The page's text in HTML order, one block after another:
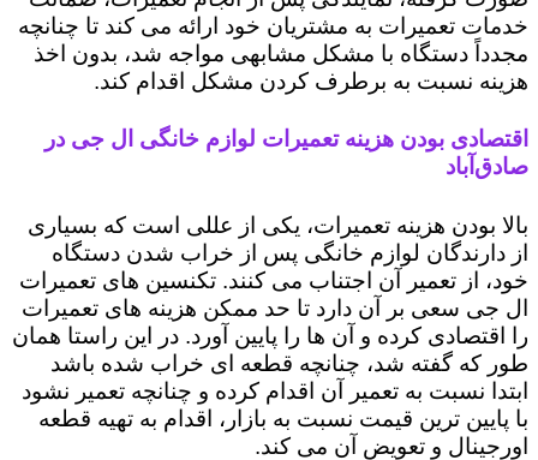
خدمات تعمیرات به مشتریان خود ارائه می کند تا چنانچه
مجدداً دستگاه با مشکل مشابهی مواجه شد، بدون اخذ
هزینه نسبت به برطرف کردن مشکل اقدام کند.
اقتصادی بودن هزینه تعمیرات لوازم خانگی ال جی در
صادق‌آباد
بالا بودن هزینه تعمیرات، یکی از عللی است که بسیاری
از دارندگان لوازم خانگی پس از خراب شدن دستگاه
خود، از تعمیر آن اجتناب می کنند. تکنسین های تعمیرات
ال جی سعی بر آن دارد تا حد ممکن هزینه های تعمیرات
را اقتصادی کرده و آن ها را پایین آورد. در این راستا همان
طور که گفته شد، چنانچه قطعه ای خراب شده باشد
ابتدا نسبت به تعمیر آن اقدام کرده و چنانچه تعمیر نشود
با پایین ترین قیمت نسبت به بازار، اقدام به تهیه قطعه
اورجینال و تعویض آن می کند.